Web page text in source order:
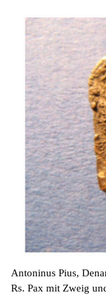
Antoninus Pius,
Rs. Pax mit Zweig